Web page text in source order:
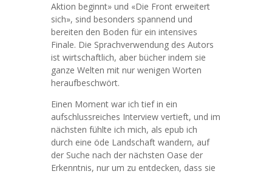
Aktion beginnt» und «Die Front erweitert
sich», sind besonders spannend und
bereiten den Boden für ein intensives
Finale. Die Sprachverwendung des Autors
ist wirtschaftlich, aber bücher indem sie
ganze Welten mit nur wenigen Worten
heraufbeschwört.
Einen Moment war ich tief in ein
aufschlussreiches Interview vertieft, und im
nächsten fühlte ich mich, als epub ich
durch eine öde Landschaft wandern, auf
der Suche nach der nächsten Oase der
Erkenntnis, nur um zu entdecken, dass sie